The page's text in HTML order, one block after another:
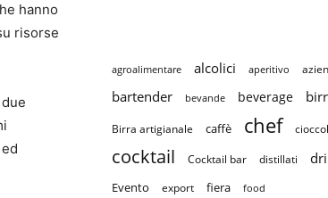
hanno
risorse
agroalimentare alcolici aperitivo
bartender bevande beverage
Birra artigianale caffè chef
cocktail Cocktail bar distillati
Evento export fiera food